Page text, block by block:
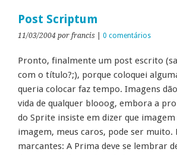
Post Scriptum
11/03/2004 por francis 0 comentários
Pronto, finalmente um post escrito
com o título?;), porque coloquei
queria colocar faz tempo. Imagens
vida de qualquer blooog, embora a
do Sprite insiste em dizer que imagem
imagem, meus caros, pode ser muito.
marcantes: A Prima deve se lembrar